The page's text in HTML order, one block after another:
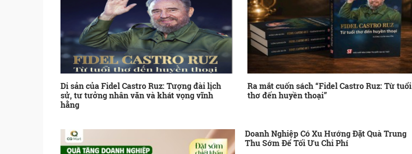
Di sản của Fidel Castro Ruz: Tượng đài lịch
sử, tư tưởng nhân văn và khát vọng vĩnh
hằng
Ra mắt cuốn sách “Fidel Castro Ruz: Từ tuổi
thơ đến huyền thoại”
Doanh Nghiệp Có Xu Hướng Đặt Quà Trung
Thu Sớm Để Tối Ưu Chi Phí